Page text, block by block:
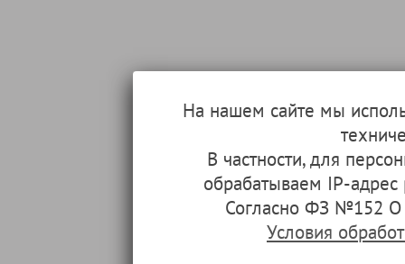
На нашем сайте мы
В частности, для
обрабатываем IP-
Согласно ФЗ №152 О
Условия